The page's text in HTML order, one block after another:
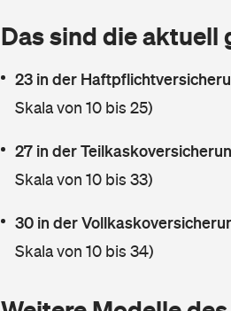
Das sind die aktuell
23 in der
Skala von 10 bis 25)
27 in der
Skala von 10 bis 33)
30 in der
Skala von 10 bis 34)